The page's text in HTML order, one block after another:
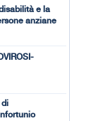
e la
anziane
di